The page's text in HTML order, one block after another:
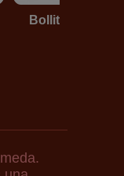
Bollitos de